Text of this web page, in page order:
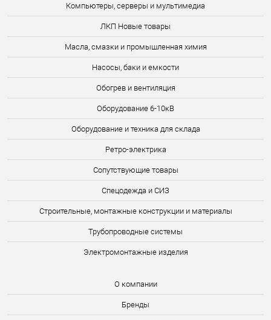
Компьютеры, серверы и мультимедиа
ЛКП Новые товары
Масла, смазки и промышленная химия
Насосы, баки и емкости
Обогрев и вентиляция
Оборудование 6-10кВ
Оборудование и техника для склада
Ретро-электрика
Сопутствующие товары
Спецодежда и СИЗ
Строительные, монтажные конструкции и материалы
Трубопроводные системы
Электромонтажные изделия
О компании
Бренды